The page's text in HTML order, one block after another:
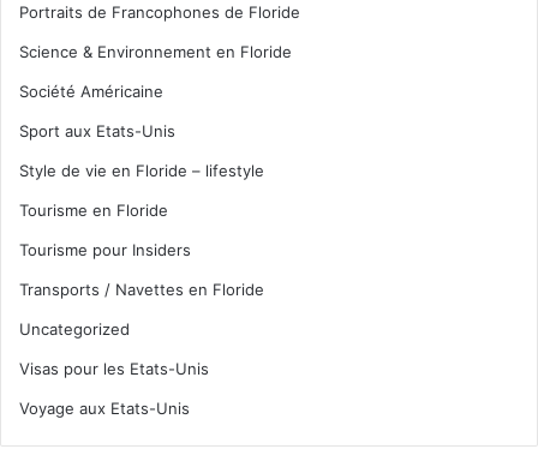
Portraits de Francophones de Floride
Science & Environnement en Floride
Société Américaine
Sport aux Etats-Unis
Style de vie en Floride – lifestyle
Tourisme en Floride
Tourisme pour Insiders
Transports / Navettes en Floride
Uncategorized
Visas pour les Etats-Unis
Voyage aux Etats-Unis